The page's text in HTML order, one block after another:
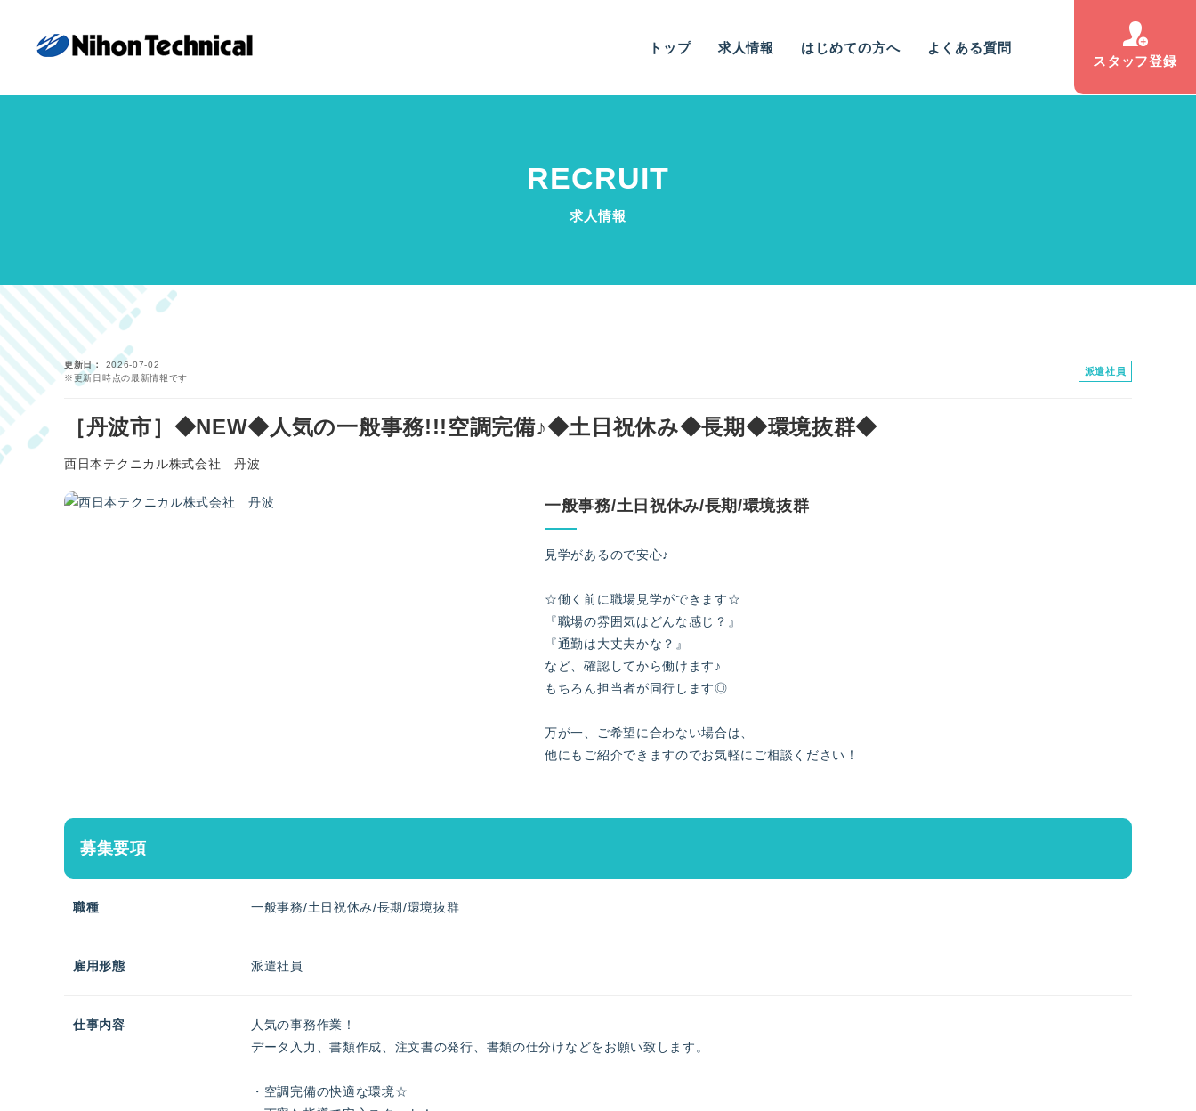
トップ 求人情報 はじめての方へ
よくある質問
スタッフ登録
RECRUIT
求人情報
更新日
2026-07-02
※更新日時点の最新情報です
派遣社員
［丹波市］◆NEW◆人気の一般事務!!!空調完備♪◆土日祝休み◆長期◆環境抜群◆
西日本テクニカル株式会社 丹波
一般事務/土日祝休み/長期/環境抜群
見学があるので安心♪
☆働く前に職場見学ができます☆
『職場の雰囲気はどんな感じ？』
『通勤は大丈夫かな？』
など、確認してから働けます♪
もちろん担当者が同行します◎
万が一、ご希望に合わない場合は、
他にもご紹介できますのでお気軽にご相談ください！
募集要項
職種 一般事務/土日祝休み/長期/環境抜群
雇用形態 派遣社員
仕事内容
人気の事務作業！
データ入力、書類作成、注文書の発行、書類の仕分けなどをお願い致します。
・空調完備の快適な環境☆